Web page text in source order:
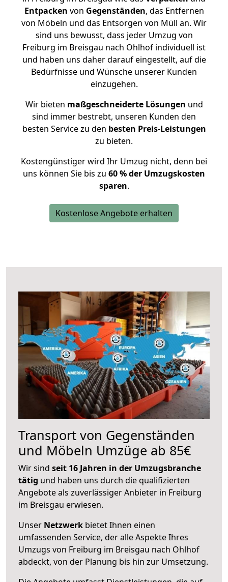
Entpacken von Gegenständen, das Entfernen
von Möbeln und das Entsorgen von Müll an. Wir
sind uns bewusst, dass jeder Umzug von
Freiburg im Breisgau nach Ohlhof individuell ist
und haben uns daher darauf eingestellt, auf die
Bedürfnisse und Wünsche unserer Kunden
einzugehen.
Wir bieten maßgeschneiderte Lösungen und
sind immer bestrebt, unseren Kunden den
besten Service zu den besten Preis-Leistungen
zu bieten.
Kostengünstiger wird Ihr Umzug nicht, denn bei
uns können Sie bis zu 60 % der Umzugskosten
sparen.
Kostenlose Angebote erhalten
Transport von Gegenständen
und Möbeln Umzüge ab 85€
Wir sind seit 16 Jahren in der Umzugsbranche
tätig und haben uns durch die qualifizierten
Angebote als zuverlässiger Anbieter in Freiburg
im Breisgau erwiesen.
Unser Netzwerk bietet Ihnen einen
umfassenden Service, der alle Aspekte Ihres
Umzugs von Freiburg im Breisgau nach Ohlhof
abdeckt, von der Planung bis hin zur Umsetzung.